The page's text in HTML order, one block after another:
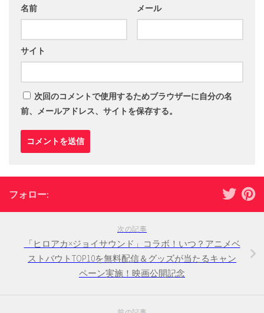
名前 メール
サイト
次回のコメントで使用するためブラウザーに自分の名
前、メールアドレス、サイトを保存する。
フォロー:
次の記事
「ヒロアカ×ジョイサウンド」コラボ！いつ？アニメベ
ストバウトTOP10を無料配信＆グッズが当たるキャン
ペーン実施！映画公開記念